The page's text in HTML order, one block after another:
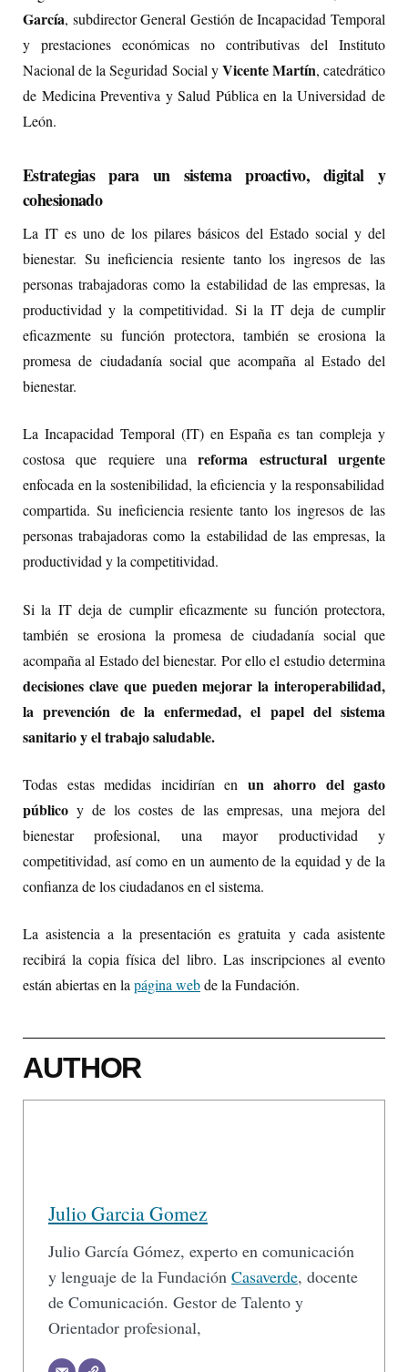
García, subdirector General Gestión de Incapacidad Temporal
y prestaciones económicas no contributivas del Instituto
Nacional de la Seguridad Social yVicente Martín, catedrático
de Medicina Preventiva y Salud Pública en la Universidad de
León.
Estrategias para un sistema proactivo, digital y
cohesionado
La IT es uno de los pilares básicos del Estado social y del
bienestar. Su ineficiencia resiente tanto los ingresos de las
personas trabajadoras como la estabilidad de las empresas, la
productividad y la competitividad. Si la IT deja de cumplir
eficazmente su función protectora, también se erosiona la
promesa de ciudadanía social que acompaña al Estado del
bienestar.
La Incapacidad Temporal (IT) en España es tan compleja y
costosa que requiere unareforma estructural urgente
enfocada en la sostenibilidad, la eficiencia y la responsabilidad
compartida. Su ineficiencia resiente tanto los ingresos de las
personas trabajadoras como la estabilidad de las empresas, la
productividad y la competitividad.
Si la IT deja de cumplir eficazmente su función protectora,
también se erosiona la promesa de ciudadanía social que
acompaña al Estado del bienestar. Por ello el estudio determina
decisiones clave que pueden mejorar la interoperabilidad,
la prevención de la enfermedad, el papel del sistema
sanitario y el trabajo saludable.
Todas estas medidas incidirían en un ahorro del gasto
público y de los costes de las empresas, una mejora del
bienestar profesional, una mayor productividad y
competitividad, así como en un aumento de la equidad y de la
confianza de los ciudadanos en el sistema.
La asistencia a la presentación es gratuita y cada asistente
recibirá la copia física del libro. Las inscripciones al evento
están abiertas en lapágina webde la Fundación.
AUTHOR
Julio Garcia Gomez
Julio García Gómez, experto en comunicación
y lenguaje de la Fundación Casaverde, docente
de Comunicación. Gestor de Talento y
Orientador profesional,